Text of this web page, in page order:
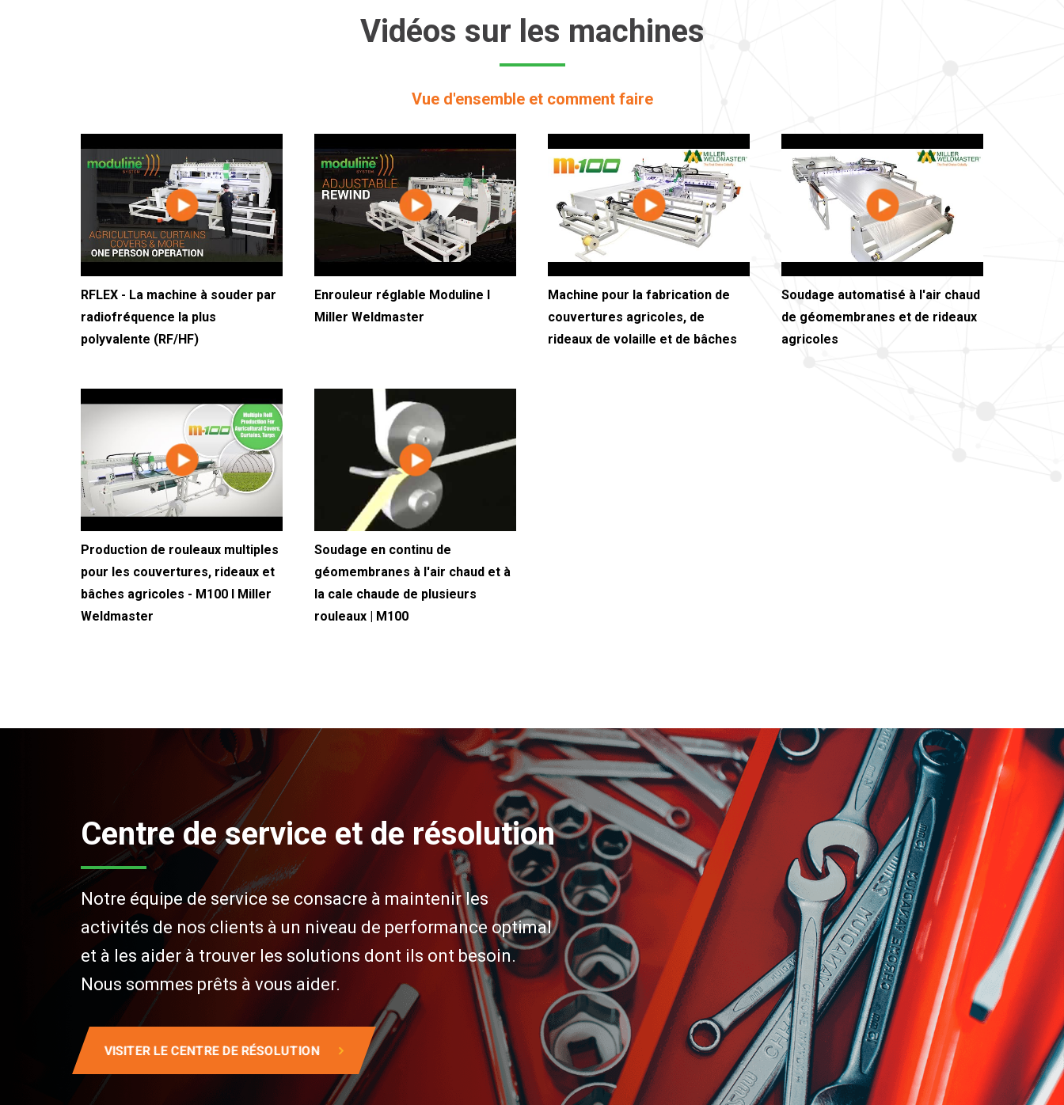
Vidéos sur les machines
Vue d'ensemble et comment faire
RFLEX - La machine à souder par
radiofréquence la plus
polyvalente (RF/HF)
Enrouleur réglable Moduline I
Miller Weldmaster
Machine pour la fabrication de
couvertures agricoles, de
rideaux de volaille et de bâches
Soudage automatisé à l'air chaud
de géomembranes et de rideaux
agricoles
Production de rouleaux multiples
pour les couvertures, rideaux et
bâches agricoles - M100 I Miller
Weldmaster
Soudage en continu de
géomembranes à l'air chaud et à
la cale chaude de plusieurs
rouleaux | M100
Centre de service et de résolution
Notre équipe de service se consacre à maintenir les
activités de nos clients à un niveau de performance optimal
et à les aider à trouver les solutions dont ils ont besoin.
Nous sommes prêts à vous aider.
VISITER LE CENTRE DE RÉSOLUTION